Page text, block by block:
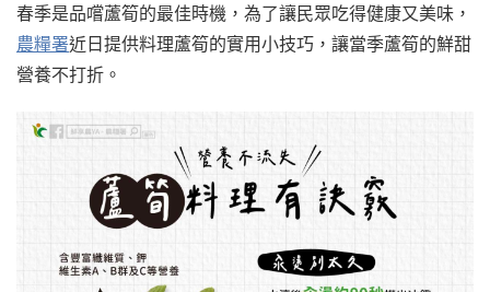
春季是品嚐蘆筍的最佳時機，為了讓民眾吃得健康又美味，
農糧署近日提供料理蘆筍的實用小技巧，讓當季蘆筍的鮮甜
營養不打折。